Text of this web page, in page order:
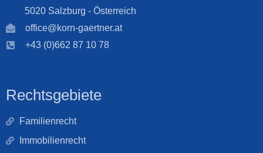
5020 Salzburg - Österreich
office@korn-gaertner.at
+43 (0)662 87 10 78
Rechtsgebiete
Familienrecht
Immobilienrecht